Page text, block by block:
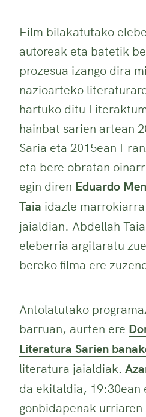
Film bilakatutako
autoreak eta batetik
prozesua izango dira
nazioarteko
hartuko ditu
hainbat sarien artean
Saria eta 2015ean
eta bere obratan
egin diren Eduardo
Taia idazle
jaialdian. Abdellah
eleberria argitaratu
bereko filma ere
Antolatutako
barruan, aurten ere
Literatura Sarien
literatura jaialdiak.
da ekitaldia,
gonbidapenak